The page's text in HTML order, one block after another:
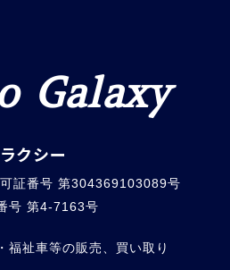
Galaxy
クシー
証番号 第304369103089号
号 第4-7163号
福祉車等の販売、買い取り